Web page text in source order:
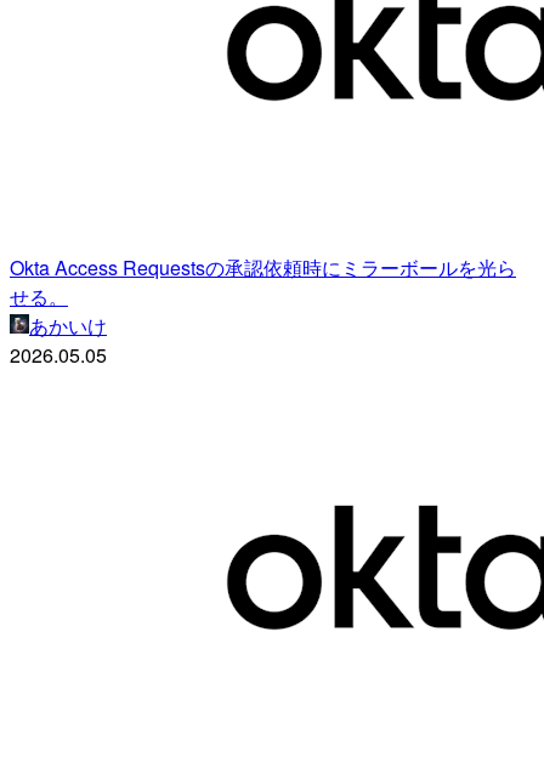
Okta Access Requestsの承認依頼時にミラーボールを光ら
せる。
あかいけ
2026.05.05